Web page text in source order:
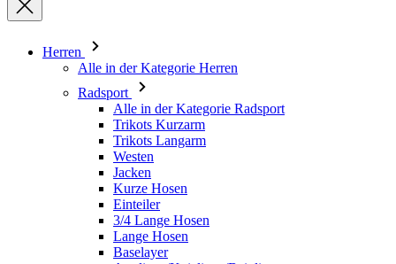
Trikots Langarm
Westen
Jacken
Kurze Hosen
Einteiler
3/4 Lange Hosen
Lange Hosen
Baselayer
Armlinge/Knielinge/Beinlinge
Caps & Mützen
Handschuhe
Socken
Andere